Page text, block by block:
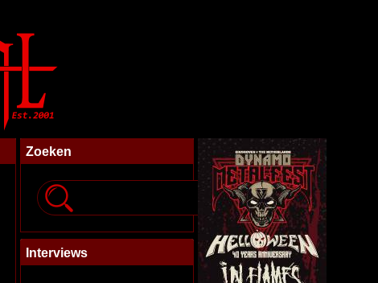
Zoeken
Interviews